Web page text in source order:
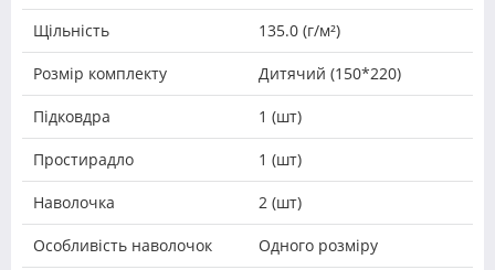
Щільність 135.0 (г/м²)
Розмір комплекту Дитячий (150*220)
Підковдра 1 (шт)
Простирадло 1 (шт)
Наволочка 2 (шт)
Особливість наволочок Одного розміру